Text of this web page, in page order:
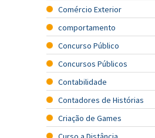
Comércio Exterior
comportamento
Concurso Público
Concursos Públicos
Contabilidade
Contadores de Histórias
Criação de Games